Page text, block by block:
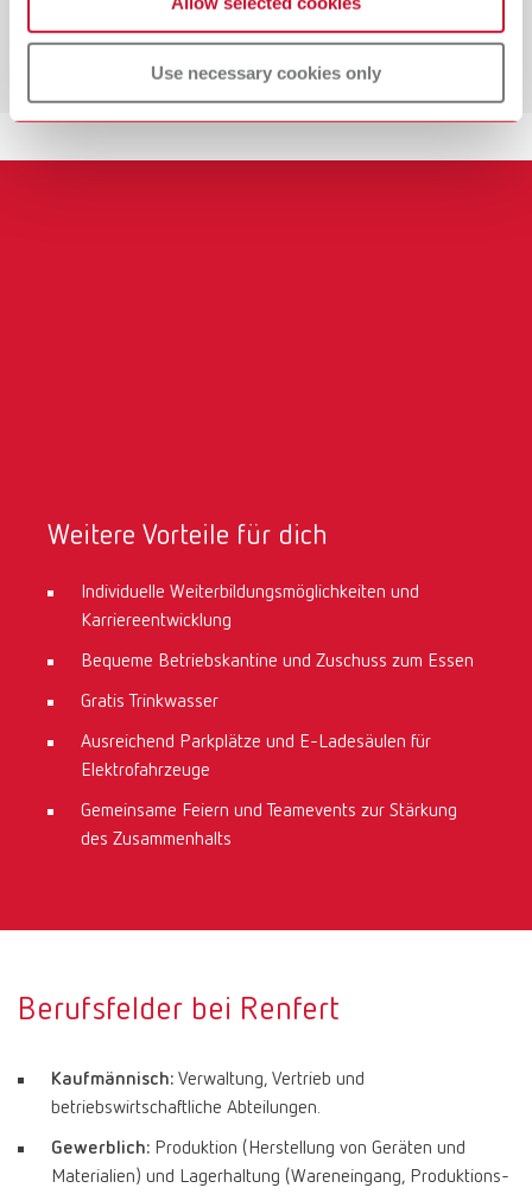
Use necessary cookies only
zusätzliche Absicherung im Arbeitsalltag.
Weitere Vorteile für dich
Individuelle Weiterbildungsmöglichkeiten und
Karriereentwicklung
Bequeme Betriebskantine und Zuschuss zum Essen
Gratis Trinkwasser
Ausreichend Parkplätze und E-Ladesäulen für
Elektrofahrzeuge
Gemeinsame Feiern und Teamevents zur Stärkung
des Zusammenhalts
Berufsfelder bei Renfert
Kaufmännisch: Verwaltung, Vertrieb und
betriebswirtschaftliche Abteilungen.
Gewerblich: Produktion (Herstellung von Geräten und
Materialien) und Lagerhaltung (Wareneingang, Produktions-